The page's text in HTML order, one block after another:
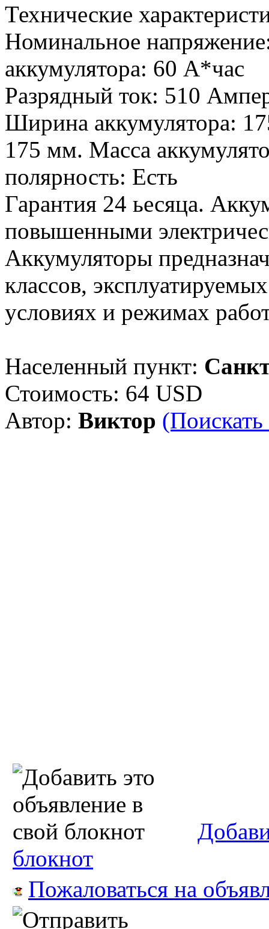
Технические
Номинальное
аккумулятора: 60 А*час
Разрядный ток: 510
Ширина аккумулятора:
175 мм. Масса
полярность: Есть
Гарантия 24 ьесяца.
повышенными
Аккумуляторы
классов,
условиях и режимах
Населенный пункт:
Стоимость: 64 USD
Автор: Виктор (Поискать
блокнот
Пожаловаться на